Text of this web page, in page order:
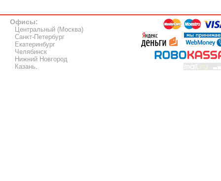
Офисы:
Центральный (Москва)
Санкт-Петербург
Екатеринбург
Челябинск
Нижний Новгород
Казань.